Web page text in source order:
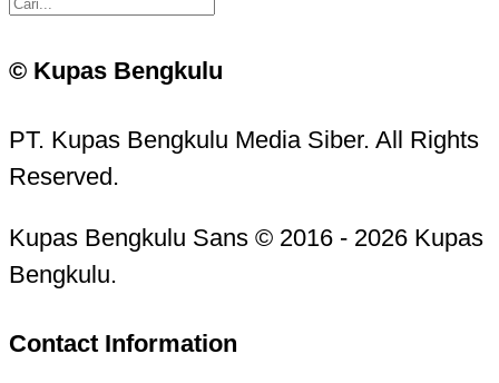
© Kupas Bengkulu
PT. Kupas Bengkulu Media Siber. All Rights
Reserved.
Kupas Bengkulu Sans © 2016 - 2026 Kupas
Bengkulu.
Contact Information